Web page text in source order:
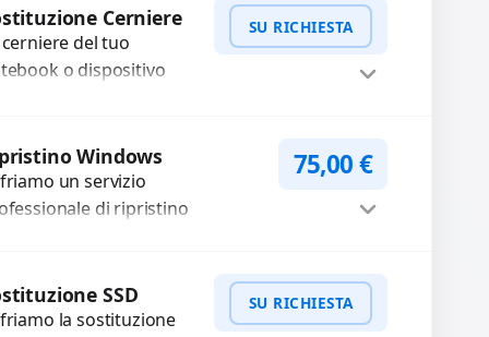
LCD rotto, aloni
sbiaditi,...
Cerniere
cerniere del tuo
o dispositivo
o sostituiamo
difettose con
SU RICHIESTA
Preventivo
Windows
un servizio
di ripristino
il sistema per
75,00€
SSD
la sostituzione
SU RICHIESTA